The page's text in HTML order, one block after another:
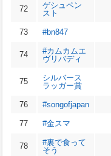
72
ゲシュペン
スト
73 #bn847
74
#カムカムエ
ヴリバディ
75
シルバース
ラッガー賞
76 #songofjapan
77 #金スマ
78
#裏で食って
そう